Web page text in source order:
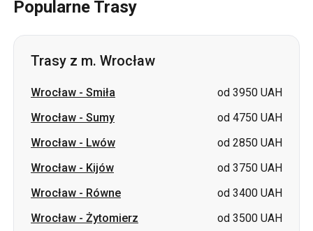
Wrocław
Wrocław-Lwów
Wrocław-Kijów
od 3750 UAH
Wrocław-Równe
od 3400 UAH
Wrocław-Żytomierz
od 3500 UAH
Wrocław-Tarnopol
od 3305 UAH
Wrocław-Charków
od 4500 UAH
Wrocław-Łuck
od 3305 UAH